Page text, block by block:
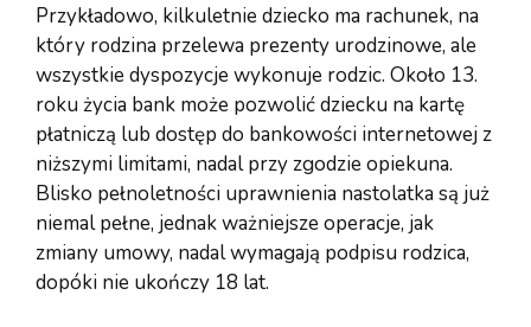
Przykładowo, kilkuletnie dziecko ma rachunek, na
który rodzina przelewa prezenty urodzinowe, ale
wszystkie dyspozycje wykonuje rodzic. Około 13.
roku życia bank może pozwolić dziecku na kartę
płatniczą lub dostęp do bankowości internetowej z
niższymi limitami, nadal przy zgodzie opiekuna.
Blisko pełnoletności uprawnienia nastolatka są już
niemal pełne, jednak ważniejsze operacje, jak
zmiany umowy, nadal wymagają podpisu rodzica,
dopóki nie ukończy 18 lat.